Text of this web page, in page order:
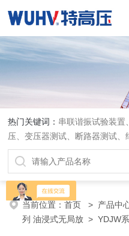
热门关键词： 串联谐振试验装置
压、变压器测试、断路器测试
当前位置：首页 > 产品中
列 油浸式无局放 > YDJW